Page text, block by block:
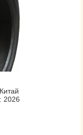
2026